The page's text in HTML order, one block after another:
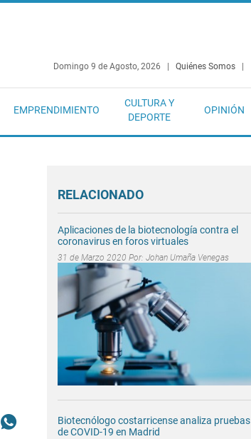
Domingo 9 de Agosto, 2026 Quiénes Somos
EMPRENDIMIENTO
CULTURA Y
DEPORTE
OPINIÓN
RELACIONADO
Aplicaciones de la biotecnología contra el
coronavirus en foros virtuales
31 de Marzo 2020 Por: Johan Umaña Venegas
Biotecnólogo costarricense analiza pruebas
de COVID-19 en Madrid